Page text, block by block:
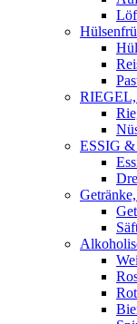
ESSIG